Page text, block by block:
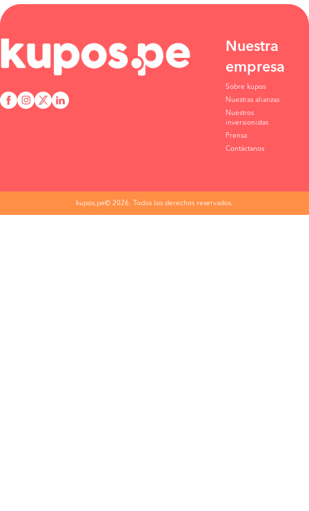
Nuestra
empresa
Sobre kupos
Nuestras alianzas
Nuestros
inversionistas
Prensa
Contáctanos
kupos.pe© 2026. Todos los derechos reservados.